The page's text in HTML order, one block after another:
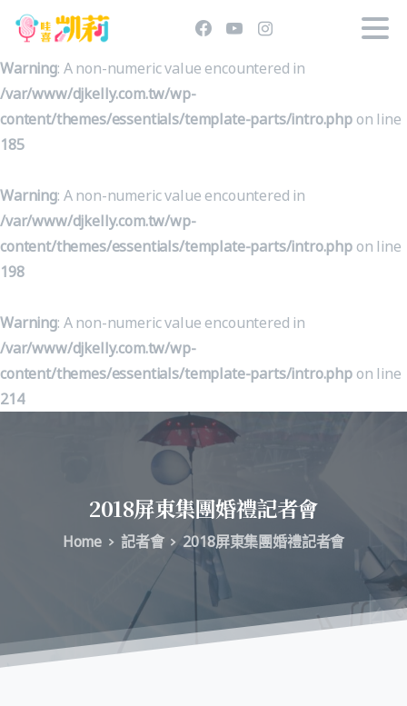
Warning: A non-numeric value encountered in
/var/www/djkelly.com.tw/wp-
content/themes/essentials/template-parts/intro.php on line
185
Warning: A non-numeric value encountered in
/var/www/djkelly.com.tw/wp-
content/themes/essentials/template-parts/intro.php on line
198
Warning: A non-numeric value encountered in
/var/www/djkelly.com.tw/wp-
content/themes/essentials/template-parts/intro.php on line
214
2018屏東集團婚禮記者會
Home 記者會 2018屏東集團婚禮記者會